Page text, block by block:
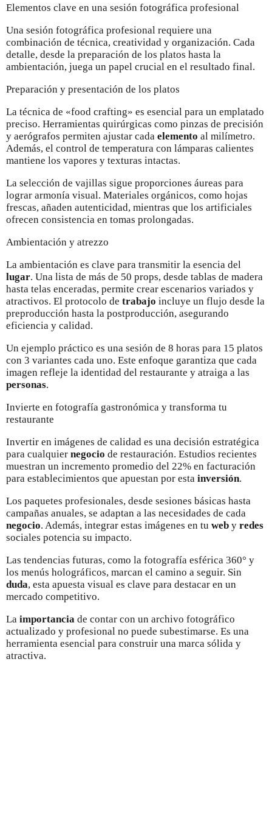
Elementos clave en una sesión fotográfica profesional
Una sesión fotográfica profesional requiere una
combinación de técnica, creatividad y organización. Cada
detalle, desde la preparación de los platos hasta la
ambientación, juega un papel crucial en el resultado final.
Preparación y presentación de los platos
La técnica de «food crafting» es esencial para un emplatado
preciso. Herramientas quirúrgicas como pinzas de precisión
y aerógrafos permiten ajustar cada elemento al milímetro.
Además, el control de temperatura con lámparas calientes
mantiene los vapores y texturas intactas.
La selección de vajillas sigue proporciones áureas para
lograr armonía visual. Materiales orgánicos, como hojas
frescas, añaden autenticidad, mientras que los artificiales
ofrecen consistencia en tomas prolongadas.
Ambientación y atrezzo
La ambientación es clave para transmitir la esencia del
lugar. Una lista de más de 50 props, desde tablas de madera
hasta telas enceradas, permite crear escenarios variados y
atractivos. El protocolo de trabajo incluye un flujo desde la
preproducción hasta la postproducción, asegurando
eficiencia y calidad.
Un ejemplo práctico es una sesión de 8 horas para 15 platos
con 3 variantes cada uno. Este enfoque garantiza que cada
imagen refleje la identidad del restaurante y atraiga a las
personas.
Invierte en fotografía gastronómica y transforma tu
restaurante
Invertir en imágenes de calidad es una decisión estratégica
para cualquier negocio de restauración. Estudios recientes
muestran un incremento promedio del 22% en facturación
para establecimientos que apuestan por esta inversión.
Los paquetes profesionales, desde sesiones básicas hasta
campañas anuales, se adaptan a las necesidades de cada
negocio. Además, integrar estas imágenes en tu web y redes
sociales potencia su impacto.
Las tendencias futuras, como la fotografía esférica 360° y
los menús holográficos, marcan el camino a seguir. Sin
duda, esta apuesta visual es clave para destacar en un
mercado competitivo.
La importancia de contar con un archivo fotográfico
actualizado y profesional no puede subestimarse. Es una
herramienta esencial para construir una marca sólida y
atractiva.